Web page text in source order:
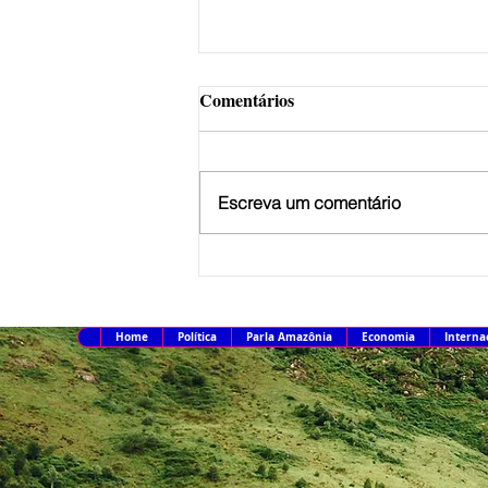
Receita paga nesta sexta-feira
IR 2026
Comentários
Escreva um comentário
Home Política Parla Amazônia Economia